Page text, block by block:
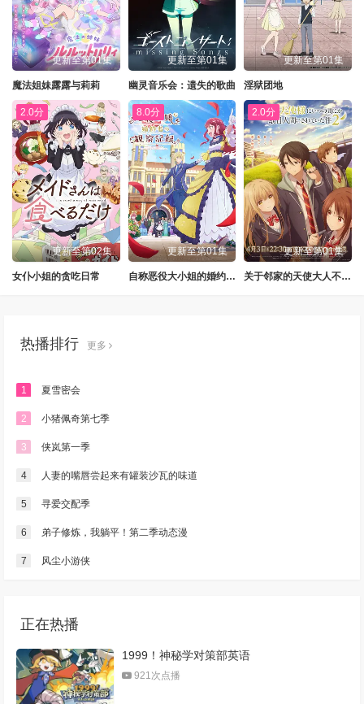
更新至第01集
魔法姐妹露露与莉莉
更新至第01集
幽灵音乐会：遗失的歌曲
更新至第01集
淫狱团地
2.0分
更新至第02集
女仆小姐的贪吃日常
8.0分
更新至第01集
自称恶役大小姐的婚约者观察记录。
2.0分
更新至第01集
关于邻家的天使大人不知不觉把我惯成了废人这档子事第二季
热播排行 更多
1 夏雪密会
2 小猪佩奇第七季
3 侠岚第一季
4 人妻的嘴唇尝起来有罐装沙瓦的味道
5 寻爱交配季
6 弟子修炼，我躺平！第二季动态漫
7 风尘小游侠
正在热播
1999！神秘学对策部英语
921次点播